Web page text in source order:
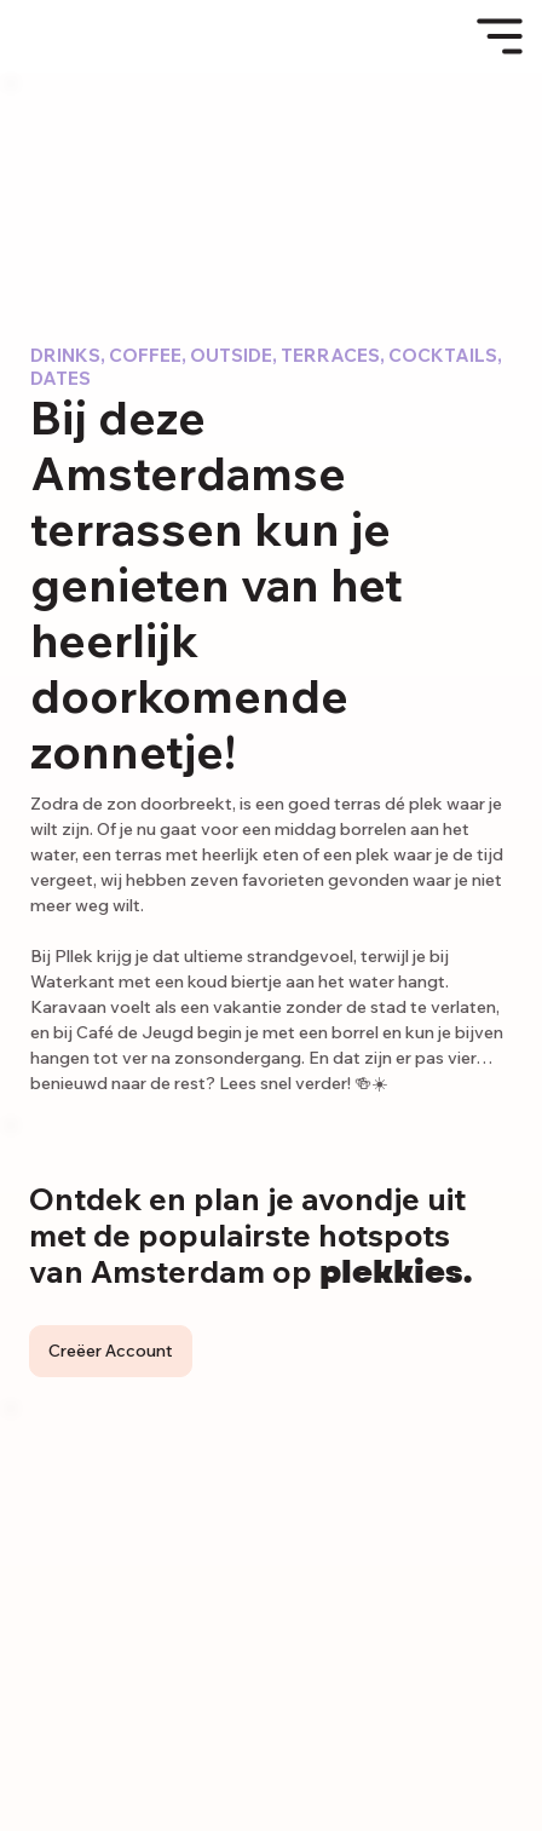
DRINKS, COFFEE, OUTSIDE, TERRACES, COCKTAILS,
DATES
Bij deze
Amsterdamse
terrassen kun je
genieten van het
heerlijk
doorkomende
zonnetje!
Zodra de zon doorbreekt, is een goed terras dé plek waar je
wilt zijn. Of je nu gaat voor een middag borrelen aan het
water, een terras met heerlijk eten of een plek waar je de tijd
vergeet, wij hebben zeven favorieten gevonden waar je niet
meer weg wilt.
Bij Pllek krijg je dat ultieme strandgevoel, terwijl je bij
Waterkant met een koud biertje aan het water hangt.
Karavaan voelt als een vakantie zonder de stad te verlaten,
en bij Café de Jeugd begin je met een borrel en kun je bijven
hangen tot ver na zonsondergang. En dat zijn er pas vier…
benieuwd naar de rest? Lees snel verder! 🍻☀️
Ontdek en plan je avondje uit
met de populairste hotspots
van Amsterdam op plekkies.
Creëer Account